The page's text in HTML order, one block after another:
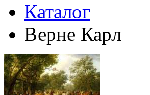
Каталог
Верне Карл